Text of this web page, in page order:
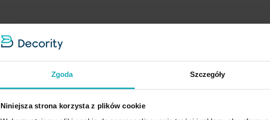
Zgoda Szczegóły
Niniejsza strona korzysta z plików cookie